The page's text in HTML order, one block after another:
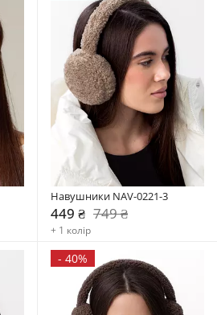
Навушники NAV-0221-3
449 ₴ 749 ₴
+ 1 колір
- 40%